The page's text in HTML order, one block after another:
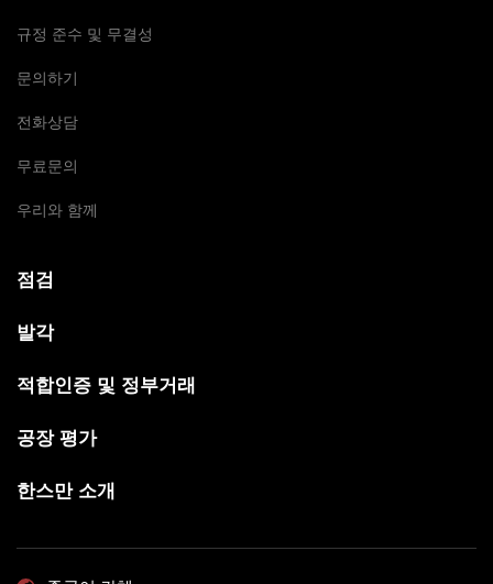
규정 준수 및 무결성
문의하기
전화상담
무료문의
우리와 함께
점검
발각
적합인증 및 정부거래
공장 평가
한스만 소개